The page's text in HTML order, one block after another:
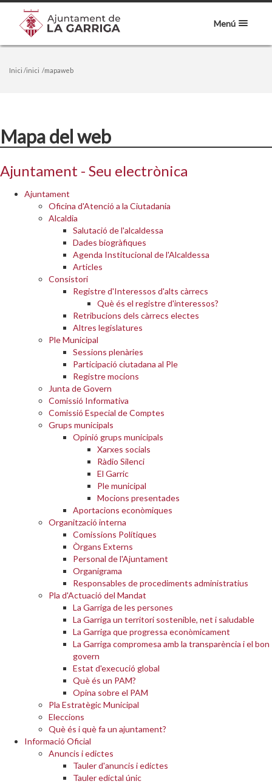
Menú
Inici /inici /mapaweb
Mapa del web
Ajuntament - Seu electrònica
Ajuntament
Oficina d'Atenció a la Ciutadania
Alcaldia
Salutació de l'alcaldessa
Dades biogràfiques
Agenda Institucional de l'Alcaldessa
Articles
Consistori
Registre d'Interessos d'alts càrrecs
Què és el registre d'interessos?
Retribucions dels càrrecs electes
Altres legislatures
Ple Municipal
Sessions plenàries
Participació ciutadana al Ple
Registre mocions
Junta de Govern
Comissió Informativa
Comissió Especial de Comptes
Grups municipals
Opinió grups municipals
Xarxes socials
Ràdio Silenci
El Garric
Ple municipal
Mocions presentades
Aportacions econòmiques
Organització interna
Comissions Polítiques
Òrgans Externs
Personal de l'Ajuntament
Organigrama
Responsables de procediments administratius
Pla d'Actuació del Mandat
La Garriga de les persones
La Garriga un territori sostenible, net i saludable
La Garriga que progressa econòmicament
La Garriga compromesa amb la transparència i el bon
govern
Estat d'execució global
Què és un PAM?
Opina sobre el PAM
Pla Estratègic Municipal
Eleccions
Què és i què fa un ajuntament?
Informació Oficial
Anuncis i edictes
Tauler d'anuncis i edictes
Tauler edictal únic